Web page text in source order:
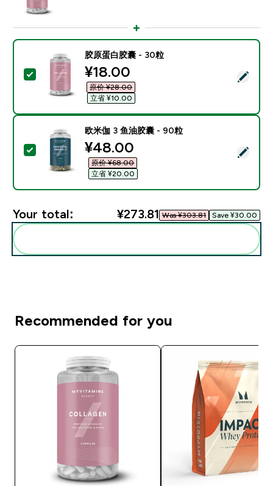
Select this product - 胶原蛋白胶囊 - 30粒
胶原蛋白胶囊 - 30粒
discounted price
¥18.00‎
原价 ¥28.00‎
立省 ¥10.00‎
Select this product - 欧米伽 3 鱼油胶囊 - 90粒
欧米伽 3 鱼油胶囊 - 90粒
discounted price
¥48.00‎
原价 ¥68.00‎
立省 ¥20.00‎
Your total: ¥273.81‎ Was ¥303.81‎ Save ¥30.00‎
Recommended for you